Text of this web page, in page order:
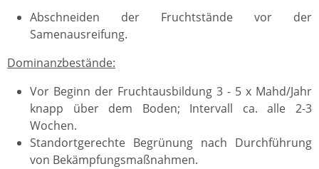
Abschneiden der Fruchtstände vor der
Samenausreifung.
Dominanzbestände:
Vor Beginn der Fruchtausbildung 3 - 5 x Mahd/Jahr
knapp über dem Boden; Intervall ca. alle 2-3
Wochen.
Standortgerechte Begrünung nach Durchführung
von Bekämpfungsmaßnahmen.